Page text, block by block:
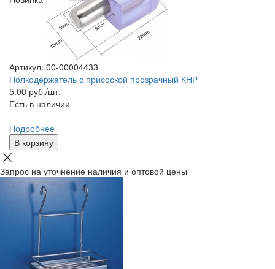
Артикул: 00-00004433
Полкодержатель с присоской прозрачный КНР
5.00 руб./шт.
Есть в наличии
Подробнее
В корзину
Запрос на уточнение наличия и оптовой цены